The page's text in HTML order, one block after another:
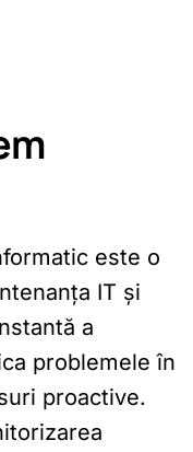
este o
IT și
a
problemele în
proactive.